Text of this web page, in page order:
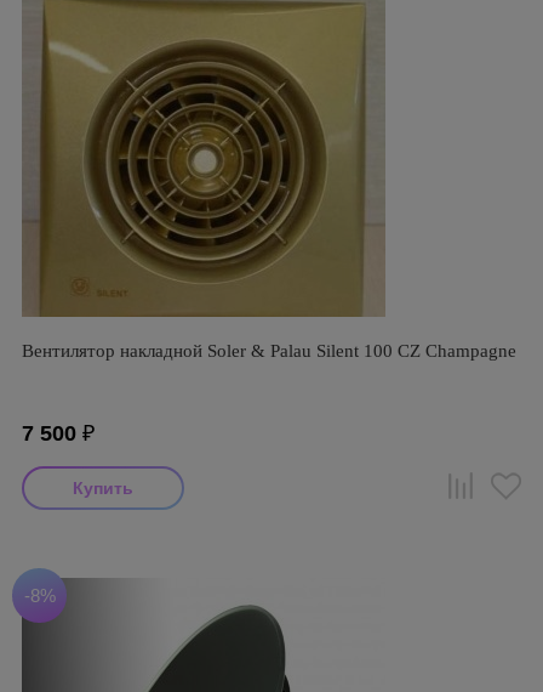
Вентилятор накладной Soler & Palau Silent 100 CZ Champagne
7 500 ₽
-8%